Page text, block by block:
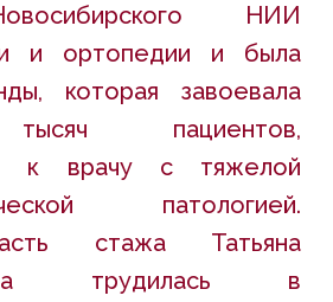
НИИ
и ортопедии и была
которая завоевала
пациентов,
к врачу с тяжелой
патологией.
стажа Татьяна
трудилась в